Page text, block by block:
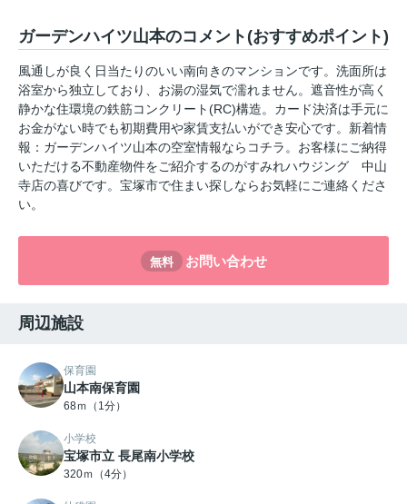
ガーデンハイツ山本のコメント(おすすめポイント)
風通しが良く日当たりのいい南向きのマンションです。洗面所は
浴室から独立しており、お湯の湿気で濡れません。遮音性が高く
静かな住環境の鉄筋コンクリート(RC)構造。カード決済は手元に
お金がない時でも初期費用や家賃支払いができ安心です。新着情
報：ガーデンハイツ山本の空室情報ならコチラ。お客様にご納得
いただける不動産物件をご紹介するのがすみれハウジング 中山
寺店の喜びです。宝塚市で住まい探しならお気軽にご連絡くださ
い。
無料 お問い合わせ
周辺施設
保育園
山本南保育園
68ｍ（1分）
小学校
宝塚市立 長尾南小学校
320ｍ（4分）